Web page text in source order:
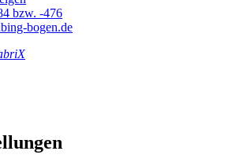
bzw. -476
bogen.de